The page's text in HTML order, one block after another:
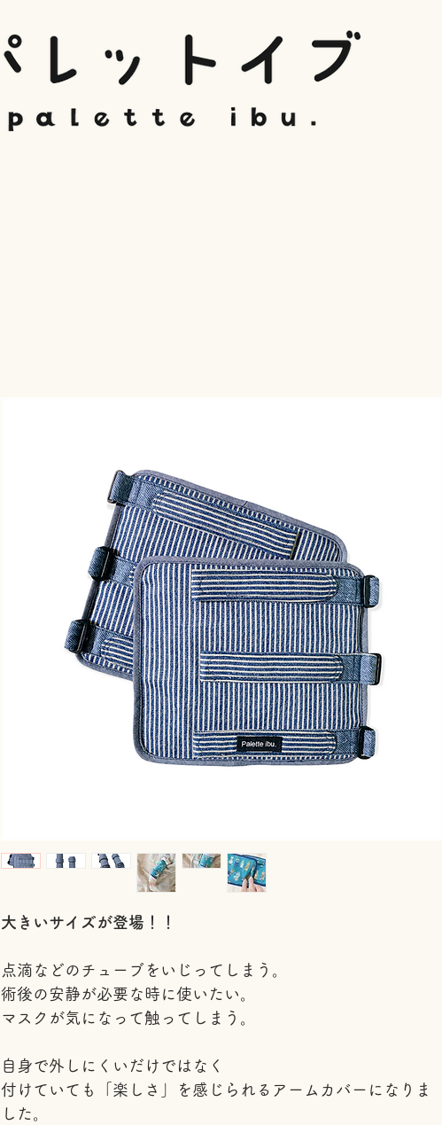
大きいサイズが登場！！
点滴などのチューブをいじってしまう。
術後の安静が必要な時に使いたい。
マスクが気になって触ってしまう。
自身で外しにくいだけではなく
付けていても「楽しさ」を感じられるアームカバーになりま
した。